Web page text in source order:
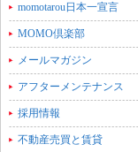
momotarou日本一宣言
MOMO倶楽部
メールマガジン
アフターメンテナンス
採用情報
不動産売買と賃貸